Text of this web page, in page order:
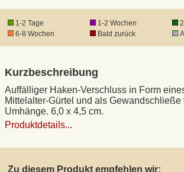
1-2 Tage 1-2 Wochen
6-8 Wochen
Bald zurück
Kurzbeschreibung
Auffälliger Haken-Verschluss in Form
Mittelalter-Gürtel und als Gewandschließe
Umhänge. 6,0 x 4,5 cm.
Produktdetails...
Zu diesem Produkt empfehlen wir:
DHL Express
Produkthaftung
Datenschutz